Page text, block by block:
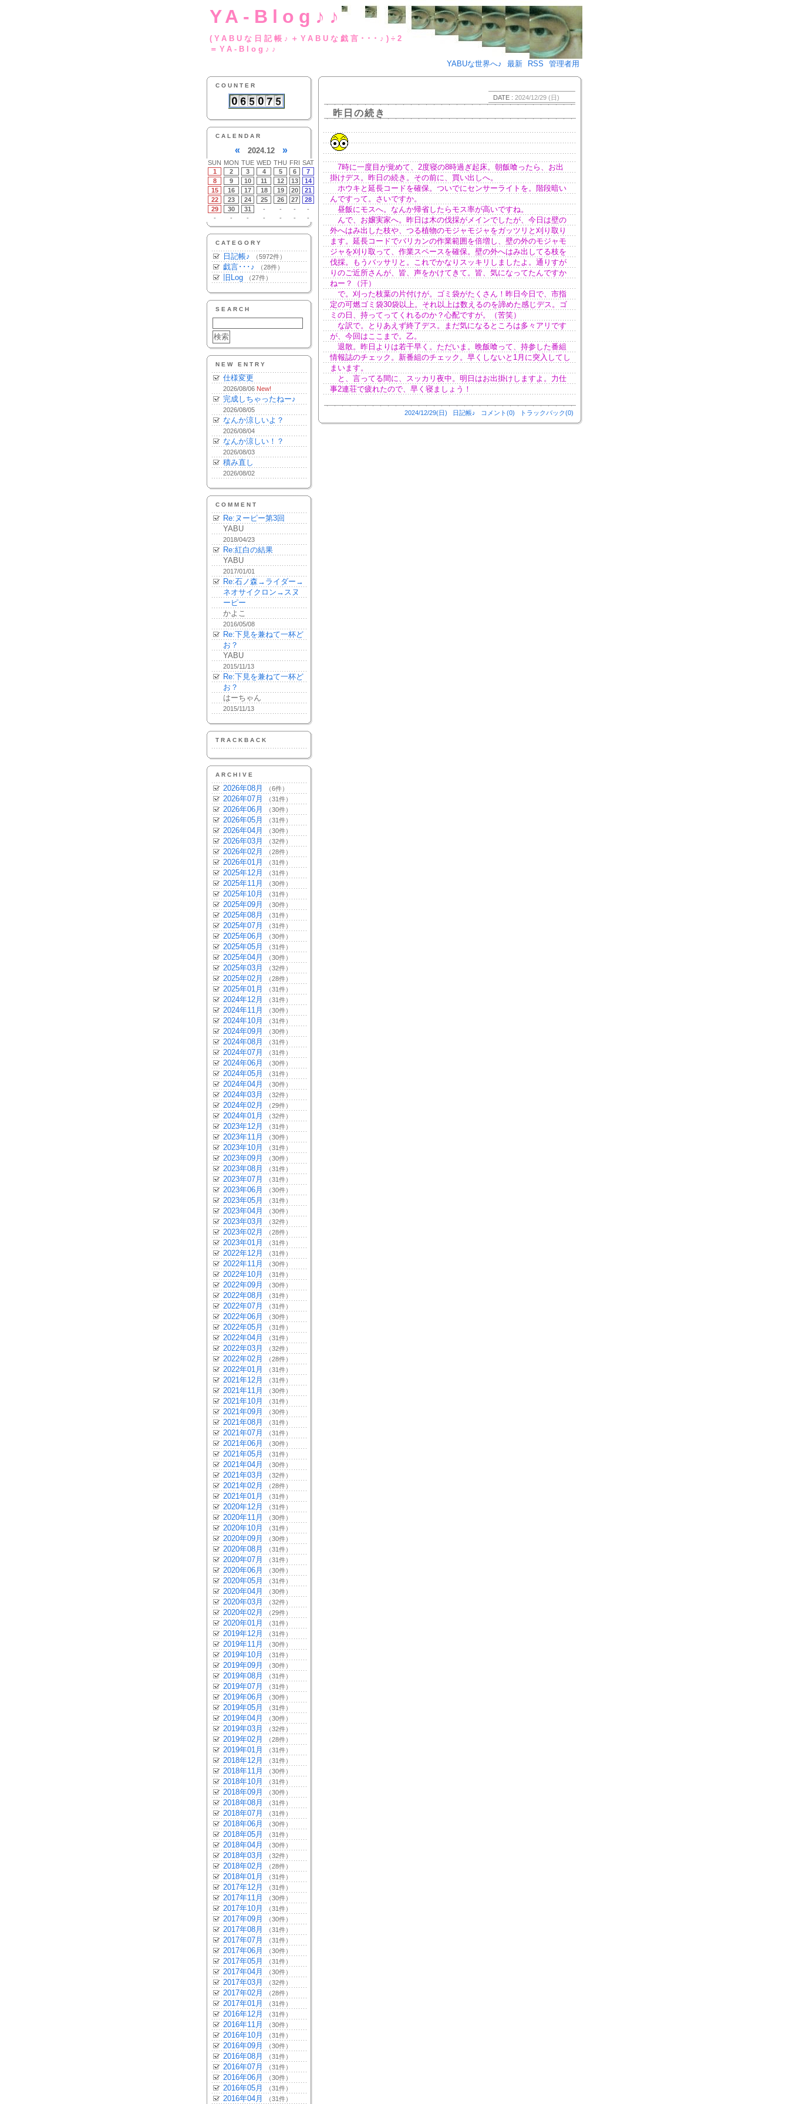
YA-Blog♪♪
(YABUな日記帳♪＋YABUな戯言･･･♪)÷2
＝YA-Blog♪♪
YABUな世界へ♪
最新 RSS 管理者用
COUNTER
CALENDAR
« 2024.12 »
SUN MON TUE WED THU FRI SAT
1
2 3 4 5 6
7
8
9 10 11 12 13
14
15
16 17 18 19 20
21
22
23 24 25 26 27
28
29
30 31 - - -
-
-
- - - - - -
CATEGORY
日記帳♪ （5972件）
戯言･･･♪ （28件）
旧Log （27件）
SEARCH
NEW ENTRY
仕様変更
2026/08/06 New!
完成しちゃったねー♪
2026/08/05
なんか涼しいよ？
2026/08/04
なんか涼しい！？
2026/08/03
積み直し
2026/08/02
COMMENT
Re:ヌーピー第3回
YABU
2018/04/23
Re:紅白の結果
YABU
2017/01/01
Re:石ノ森→ライダー→
ネオサイクロン→スヌ
ーピー
かよこ
2016/05/08
Re:下見を兼ねて一杯ど
お？
YABU
2015/11/13
Re:下見を兼ねて一杯ど
お？
はーちゃん
2015/11/13
TRACKBACK
ARCHIVE
2026年08月 （6件）
2026年07月 （31件）
2026年06月 （30件）
2026年05月 （31件）
2026年04月 （30件）
2026年03月 （32件）
2026年02月 （28件）
2026年01月 （31件）
2025年12月 （31件）
2025年11月 （30件）
2025年10月 （31件）
2025年09月 （30件）
2025年08月 （31件）
2025年07月 （31件）
2025年06月 （30件）
2025年05月 （31件）
2025年04月 （30件）
2025年03月 （32件）
2025年02月 （28件）
2025年01月 （31件）
2024年12月 （31件）
2024年11月 （30件）
2024年10月 （31件）
2024年09月 （30件）
2024年08月 （31件）
2024年07月 （31件）
2024年06月 （30件）
2024年05月 （31件）
2024年04月 （30件）
2024年03月 （32件）
2024年02月 （29件）
2024年01月 （32件）
2023年12月 （31件）
2023年11月 （30件）
2023年10月 （31件）
2023年09月 （30件）
2023年08月 （31件）
2023年07月 （31件）
2023年06月 （30件）
2023年05月 （31件）
2023年04月 （30件）
2023年03月 （32件）
2023年02月 （28件）
2023年01月 （31件）
2022年12月 （31件）
2022年11月 （30件）
2022年10月 （31件）
2022年09月 （30件）
2022年08月 （31件）
2022年07月 （31件）
2022年06月 （30件）
2022年05月 （31件）
2022年04月 （31件）
2022年03月 （32件）
2022年02月 （28件）
2022年01月 （31件）
2021年12月 （31件）
2021年11月 （30件）
2021年10月 （31件）
2021年09月 （30件）
2021年08月 （31件）
2021年07月 （31件）
2021年06月 （30件）
2021年05月 （31件）
2021年04月 （30件）
2021年03月 （32件）
2021年02月 （28件）
2021年01月 （31件）
2020年12月 （31件）
2020年11月 （30件）
2020年10月 （31件）
2020年09月 （30件）
2020年08月 （31件）
2020年07月 （31件）
2020年06月 （30件）
2020年05月 （31件）
2020年04月 （30件）
2020年03月 （32件）
2020年02月 （29件）
2020年01月 （31件）
2019年12月 （31件）
2019年11月 （30件）
2019年10月 （31件）
2019年09月 （30件）
2019年08月 （31件）
2019年07月 （31件）
2019年06月 （30件）
2019年05月 （31件）
2019年04月 （30件）
2019年03月 （32件）
2019年02月 （28件）
2019年01月 （31件）
2018年12月 （31件）
2018年11月 （30件）
2018年10月 （31件）
2018年09月 （30件）
2018年08月 （31件）
2018年07月 （31件）
2018年06月 （30件）
2018年05月 （31件）
2018年04月 （30件）
2018年03月 （32件）
2018年02月 （28件）
2018年01月 （31件）
2017年12月 （31件）
2017年11月 （30件）
2017年10月 （31件）
2017年09月 （30件）
2017年08月 （31件）
2017年07月 （31件）
2017年06月 （30件）
2017年05月 （31件）
2017年04月 （30件）
2017年03月 （32件）
2017年02月 （28件）
2017年01月 （31件）
2016年12月 （31件）
2016年11月 （30件）
2016年10月 （31件）
2016年09月 （30件）
2016年08月 （31件）
2016年07月 （31件）
2016年06月 （30件）
2016年05月 （31件）
2016年04月 （31件）
DATE : 2024/12/29 (日)
昨日の続き
7時に一度目が覚めて、2度寝の8時過ぎ起床。朝飯喰ったら、お出
掛けデス。昨日の続き。その前に、買い出しへ。
ホウキと延長コードを確保。ついでにセンサーライトを。階段暗い
んですって。さいですか。
昼飯にモスへ。なんか帰省したらモス率が高いですね。
んで、お嬢実家へ。昨日は木の伐採がメインでしたが、今日は壁の
外へはみ出した枝や、つる植物のモジャモジャをガッツリと刈り取り
ます。延長コードでバリカンの作業範囲を倍増し、壁の外のモジャモ
ジャを刈り取って、作業スペースを確保。壁の外へはみ出してる枝を
伐採。もうバッサリと。これでかなりスッキリしましたよ。通りすが
りのご近所さんが、皆、声をかけてきて。皆、気になってたんですか
ねー？（汗）
で。刈った枝葉の片付けが。ゴミ袋がたくさん！昨日今日で、市指
定の可燃ゴミ袋30袋以上。それ以上は数えるのを諦めた感じデス。ゴ
ミの日、持ってってくれるのか？心配ですが。（苦笑）
な訳で。とりあえず終了デス。まだ気になるところは多々アリです
が、今回はここまで。乙。
退散。昨日よりは若干早く。ただいま。晩飯喰って、持参した番組
情報誌のチェック。新番組のチェック。早くしないと1月に突入してし
まいます。
と、言ってる間に、スッカリ夜中。明日はお出掛けしますよ。力仕
事2連荘で疲れたので、早く寝ましょう！
2024/12/29(日) 日記帳♪ コメント(0) トラックバック(0)